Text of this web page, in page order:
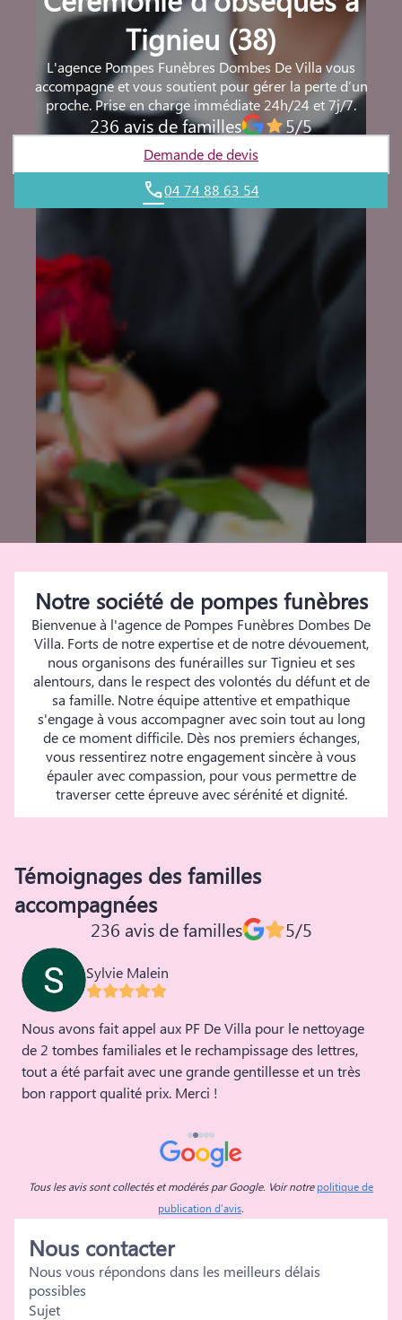
Tignieu (38)
L'agence Pompes Funèbres Dombes De Villa vous
accompagne et vous soutient pour gérer la perte d’un
proche. Prise en charge immédiate 24h/24 et 7j/7.
236 avis de familles 5/5
Demande de devis
04 74 88 63 54
Notre société de pompes funèbres
Bienvenue à l'agence de Pompes Funèbres Dombes De
Villa. Forts de notre expertise et de notre dévouement,
nous organisons des funérailles sur Tignieu et ses
alentours, dans le respect des volontés du défunt et de
sa famille. Notre équipe attentive et empathique
s'engage à vous accompagner avec soin tout au long
de ce moment difficile. Dès nos premiers échanges,
vous ressentirez notre engagement sincère à vous
épauler avec compassion, pour vous permettre de
traverser cette épreuve avec sérénité et dignité.
Témoignages des familles
accompagnées
236 avis de familles 5/5
Sylvie Malein
Nous avons fait appel aux PF De Villa pour le nettoyage
de 2 tombes familiales et le rechampissage des lettres,
tout a été parfait avec une grande gentillesse et un très
bon rapport qualité prix. Merci !
Tous les avis sont collectés et modérés par Google. Voir notrepolitique de
publication d’avis
Nous contacter
Nous vous répondons dans les meilleurs délais
possibles
Sujet